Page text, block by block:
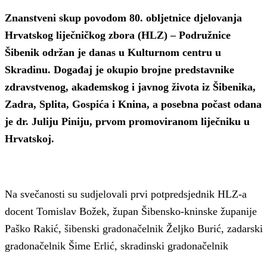
Znanstveni skup povodom 80. obljetnice djelovanja
Hrvatskog liječničkog zbora (HLZ) – Podružnice
Šibenik održan je danas u Kulturnom centru u
Skradinu. Događaj je okupio brojne predstavnike
zdravstvenog, akademskog i javnog života iz Šibenika,
Zadra, Splita, Gospića i Knina, a posebna počast odana
je dr. Juliju Piniju, prvom promoviranom liječniku u
Hrvatskoj.
Na svečanosti su sudjelovali prvi potpredsjednik HLZ-a
docent Tomislav Božek, župan Šibensko-kninske županije
Paško Rakić, šibenski gradonačelnik Željko Burić, zadarski
gradonačelnik Šime Erlić, skradinski gradonačelnik